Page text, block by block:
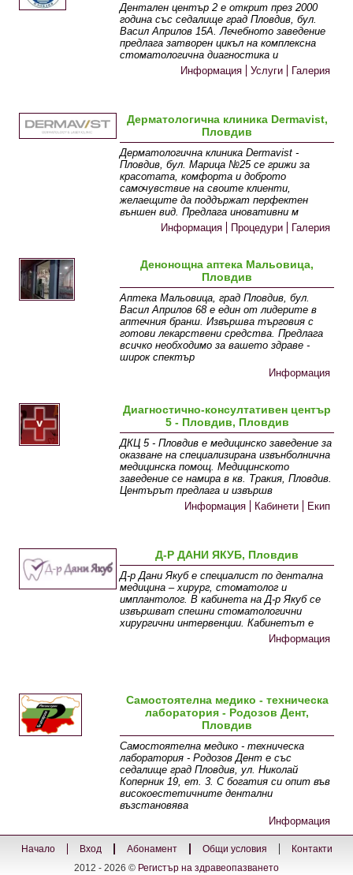
Дентален център 2 е открит през 2000
година със седалище град Пловдив, бул.
Васил Априлов 15А. Лечебното заведение
предлага затворен цикъл на комплексна
стоматологична диагностика и
Информация
Услуги Галерия
Дерматологична клиника Dermavist,
Пловдив
Дерматологична клиника Dermavist -
Пловдив, бул. Марица №25 се грижи за
красотата, комфорта и доброто
самочувствие на своите клиенти,
желаещите да поддържат перфектен
външен вид. Предлага иновативни м
Информация
Процедури Галерия
Денонощна аптека Мальовица,
Пловдив
Аптека Мальовица, град Пловдив, бул.
Васил Априлов 68 е един от лидерите в
аптечния бранш. Извършва търговия с
готови лекарствени средства. Предлага
всичко необходимо за вашето здраве -
широк спектър
Информация
Диагностично-консултативен център
5 - Пловдив, Пловдив
ДКЦ 5 - Пловдив е медицинско заведение за
оказване на специализирана извънболнична
медицинска помощ. Медицинското
заведение се намира в кв. Тракия, Пловдив.
Центърът предлага и извършв
Информация
Кабинети Екип
Д-Р ДАНИ ЯКУБ, Пловдив
Д-р Дани Якуб е специалист по дентална
медицина – хирург, стоматолог и
имплантолог. В кабинета на Д-р Якуб се
извършват спешни стоматологични
хирургични интервенции. Кабинетът е
Информация
Самостоятелна медико - техническа
лаборатория - Родозов Дент,
Пловдив
Самостоятелна медико - техническа
лаборатория - Родозов Дент е със
седалище град Пловдив, ул. Николай
Коперник 19, ет. 3. С богатия си опит във
високоестетичните дентални
възстановява
Информация
Начало Вход Абонамент Общи условия
Контакти
2012 - 2026 © Регистър на здравеопазването